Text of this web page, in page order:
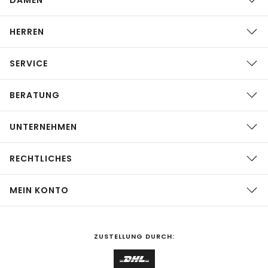
HERREN
SERVICE
BERATUNG
UNTERNEHMEN
RECHTLICHES
MEIN KONTO
ZUSTELLUNG DURCH: